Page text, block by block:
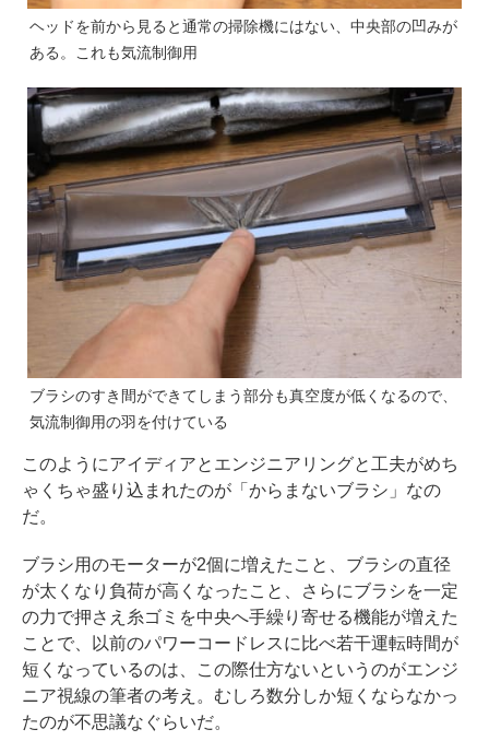
ヘッドを前から見ると通常の掃除機にはない、中央部の凹みが
ある。これも気流制御用
ブラシのすき間ができてしまう部分も真空度が低くなるので、
気流制御用の羽を付けている
このようにアイディアとエンジニアリングと工夫がめち
ゃくちゃ盛り込まれたのが「からまないブラシ」なの
だ。
ブラシ用のモーターが2個に増えたこと、ブラシの直径
が太くなり負荷が高くなったこと、さらにブラシを一定
の力で押さえ糸ゴミを中央へ手繰り寄せる機能が増えた
ことで、以前のパワーコードレスに比べ若干運転時間が
短くなっているのは、この際仕方ないというのがエンジ
ニア視線の筆者の考え。むしろ数分しか短くならなかっ
たのが不思議なぐらいだ。